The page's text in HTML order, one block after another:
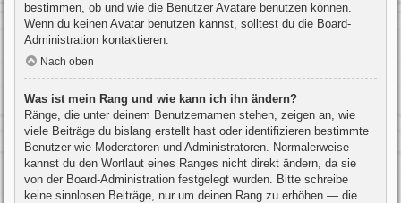
bestimmen, ob und wie die Benutzer Avatare benutzen können.
Wenn du keinen Avatar benutzen kannst, solltest du die Board-
Administration kontaktieren.
Nach oben
Was ist mein Rang und wie kann ich ihn ändern?
Ränge, die unter deinem Benutzernamen stehen, zeigen an, wie
viele Beiträge du bislang erstellt hast oder identifizieren bestimmte
Benutzer wie Moderatoren und Administratoren. Normalerweise
kannst du den Wortlaut eines Ranges nicht direkt ändern, da sie
von der Board-Administration festgelegt wurden. Bitte schreibe
keine sinnlosen Beiträge, nur um deinen Rang zu erhöhen — die